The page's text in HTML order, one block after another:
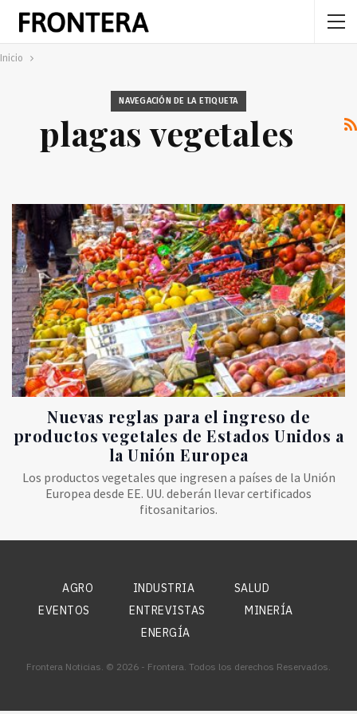
Inicio
NAVEGACIÓN DE LA ETIQUETA
plagas vegetales
Nuevas reglas para el ingreso de
productos vegetales de Estados Unidos a
la Unión Europea
Los productos vegetales que ingresen a países de la Unión
Europea desde EE. UU. deberán llevar certificados
fitosanitarios.
AGRO INDUSTRIA
SALUD
EVENTOS
ENTREVISTAS
MINERÍA
ENERGÍA
Frontera Noticias. © 2026 - Frontera. Todos los derechos Reservados.